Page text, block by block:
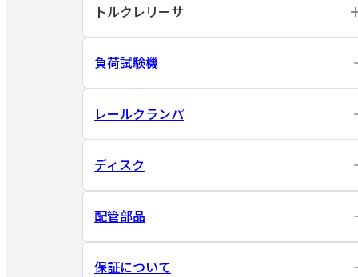
トルクレリーサ
負荷試験機
レールクランパ
ディスク
配管部品
保証について